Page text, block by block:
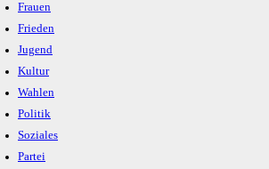
Frauen
Frieden
Jugend
Kultur
Wahlen
Politik
Soziales
Partei